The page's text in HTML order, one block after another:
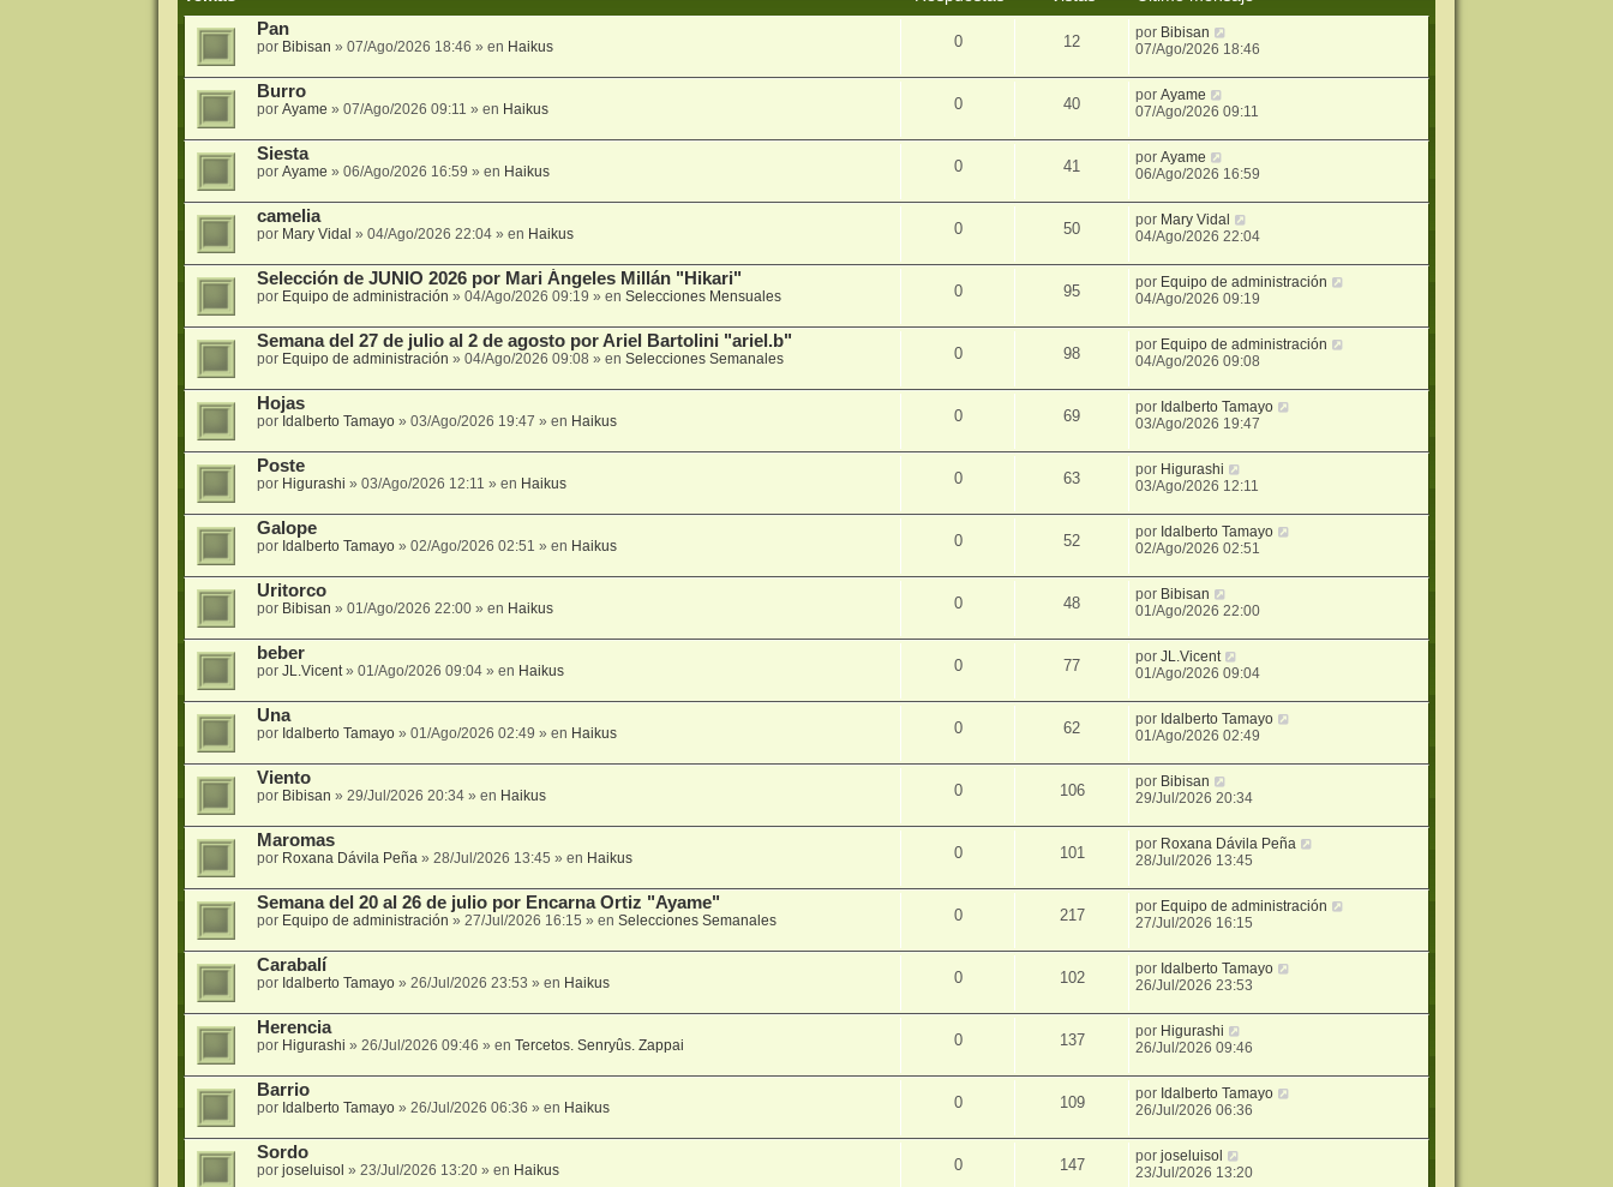
Pan
por Bibisan » 07/Ago/2026 18:46 » en Haikus 0 12 por Bibisan
07/Ago/2026 18:46
Burro
por Ayame » 07/Ago/2026 09:11 » en Haikus 0 40 porAyame
07/Ago/2026 09:11
Siesta
por Ayame » 06/Ago/2026 16:59 » en Haikus 0 41 porAyame
06/Ago/2026 16:59
camelia
por Mary Vidal » 04/Ago/2026 22:04» en Haikus 0 50 por Mary Vidal
04/Ago/2026 22:04
Selección de JUNIO 2026 por Mari Ángeles Millán "Hikari"
por Equipo de administración » 04/Ago/2026 09:19 » en Selecciones Mensuales 0 95 por Equipo de administración
04/Ago/2026 09:19
Semana del 27 de julio al 2 de agosto por Ariel Bartolini "ariel.b"
por Equipo de administración » 04/Ago/2026 09:08 » en Selecciones Semanales 0 98 por Equipo de administración
04/Ago/2026 09:08
Hojas
por Idalberto Tamayo» 03/Ago/2026 19:47 » en Haikus 0 69 por Idalberto Tamayo
03/Ago/2026 19:47
Poste
por Higurashi » 03/Ago/2026 12:11 » en Haikus 0 63 por Higurashi
03/Ago/2026 12:11
Galope
por Idalberto Tamayo» 02/Ago/2026 02:51 » en Haikus 0 52 por Idalberto Tamayo
02/Ago/2026 02:51
Uritorco
por Bibisan » 01/Ago/2026 22:00» en Haikus 0 48 por Bibisan
01/Ago/2026 22:00
beber
por JL.Vicent» 01/Ago/2026 09:04» en Haikus 0 77 porJL.Vicent
01/Ago/2026 09:04
Una
por Idalberto Tamayo» 01/Ago/2026 02:49 » en Haikus 0 62 por Idalberto Tamayo
01/Ago/2026 02:49
Viento
por Bibisan » 29/Jul/2026 20:34» en Haikus 0 106 por Bibisan
29/Jul/2026 20:34
Maromas
por Roxana Dávila Peña » 28/Jul/2026 13:45 » en Haikus 0 101 por Roxana Dávila Peña
28/Jul/2026 13:45
Semana del 20 al 26 de julio por Encarna Ortiz "Ayame"
por Equipo de administración » 27/Jul/2026 16:15 » en Selecciones Semanales 0 217 por Equipo de administración
27/Jul/2026 16:15
Carabalí
por Idalberto Tamayo» 26/Jul/2026 23:53 » en Haikus 0 102 por Idalberto Tamayo
26/Jul/2026 23:53
Herencia
por Higurashi » 26/Jul/2026 09:46 » en Tercetos. Senryûs. Zappai 0 137 por Higurashi
26/Jul/2026 09:46
Barrio
por Idalberto Tamayo» 26/Jul/2026 06:36 » en Haikus 0 109 por Idalberto Tamayo
26/Jul/2026 06:36
Sordo
por joseluisol » 23/Jul/2026 13:20» en Haikus 0 147 porjoseluisol
23/Jul/2026 13:20